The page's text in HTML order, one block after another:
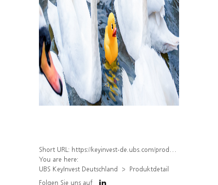
Short URL: https://keyinvest-de.ubs.com/produkt/detail/index/isin/DE000WA8TTD8
You are here:
UBS KeyInvest Deutschland
Produktdetail
Folgen Sie uns auf